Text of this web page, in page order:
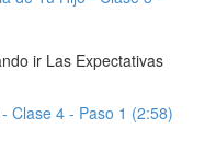
ir Las Expectativas
Clase 4 - Paso 1 (2:58)